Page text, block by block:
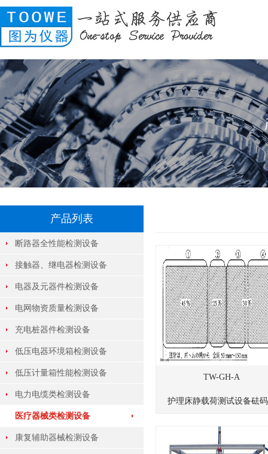
产品列表
断路器全性能检测设备
接触器、继电器检测设备
电器及元器件检测设备
电网物资质量检测设备
充电桩器件检测设备
低压电器环境箱检测设备
低压计量箱性能检测设备
电力电缆类检测设备
医疗器械类检测设备
康复辅助器械检测设备
TW-GH-A
护理床静载荷测试设备砝